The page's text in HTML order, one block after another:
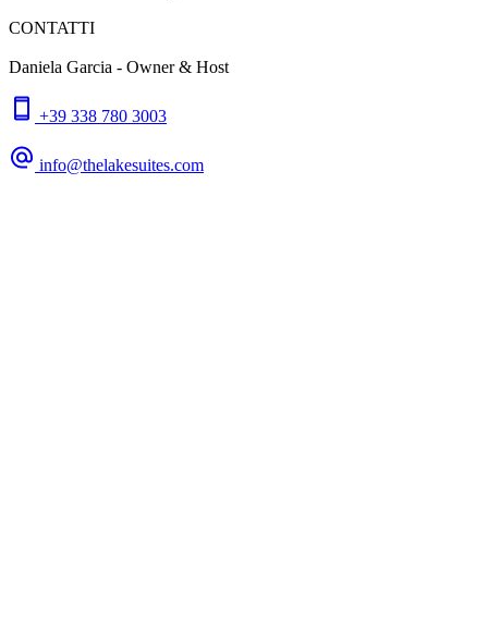
CONTATTI
Daniela Garcia - Owner & Host
+39 338 780 3003
info@thelakesuites.com